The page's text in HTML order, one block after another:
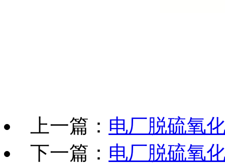
上一篇： 电厂脱硫氧
下一篇： 电厂脱硫氧